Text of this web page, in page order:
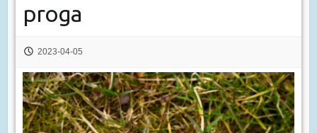
proga
2023-04-05